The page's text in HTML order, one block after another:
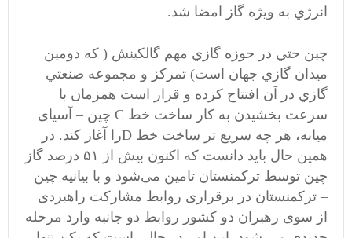
انرژي به ويژه گاز امضا شد.
چين حتي در حوزه گازي مهم گالكينش ( كه دومين
ميدان گازي جهان است) تمركز و مجموعه صنعتي
گازي در آن افتتاح كرده و قرار است همزمان با
سرعت بخشیدن به کار ساخت خط C چین – آسیای
میانه، هر چه سریع تر ساخت خط Dرا آغاز كند. در
همين حال بايد دانست كه اكنون بیش از ۵۱ درصد گاز
چین توسط ترکمنستان تامین می‌شود و با بیانیه چین
– ترکمنستان در برقراری روابط مشارکت راهبردی
از سوی رهبران دو کشور روابط دو جانبه وارد مرحله